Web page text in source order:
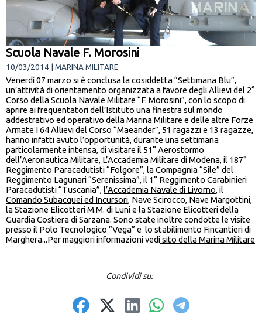
Scuola Navale F. Morosini
10/03/2014 | MARINA MILITARE
Venerdì 07 marzo si è conclusa la cosiddetta “Settimana Blu”,
un’attività di orientamento organizzata a favore degli Allievi del 2°
Corso dellaScuola Navale Militare “F. Morosini”, con lo scopo di
aprire ai frequentatori dell’Istituto una finestra sul mondo
addestrativo ed operativo della Marina Militare e delle altre Forze
Armate.I 64 Allievi del Corso “Maeander”, 51 ragazzi e 13 ragazze,
hanno infatti avuto l’opportunità, durante una settimana
particolarmente intensa, di visitare il 51° Aerostormo
dell’Aeronautica Militare, L’Accademia Militare di Modena, il 187°
Reggimento Paracadutisti “Folgore”, la Compagnia “Sile” del
Reggimento Lagunari “Serenissima”, il 1° Reggimento Carabinieri
Paracadutisti “Tuscania”,l’Accademia Navale di Livorno, il
Comando Subacquei ed Incursori, Nave Scirocco, Nave Margottini,
la Stazione Elicotteri M.M. di Luni e la Stazione Elicotteri della
Guardia Costiera di Sarzana. Sono state inoltre condotte le visite
presso il Polo Tecnologico “Vega” e lo stabilimento Fincantieri di
Marghera...Per maggiori informazioni vedisito della Marina Militare
Condividi su: